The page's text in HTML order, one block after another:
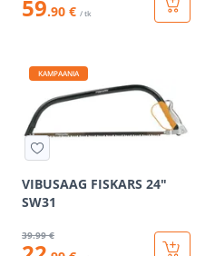
59.90 € / tk
KAMPAANIA
VIBUSAAG FISKARS 24"
SW31
39.99 €